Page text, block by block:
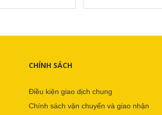
CHÍNH SÁCH
Điều kiện giao dịch chung
Chính sách vận chuyển và giao nhận